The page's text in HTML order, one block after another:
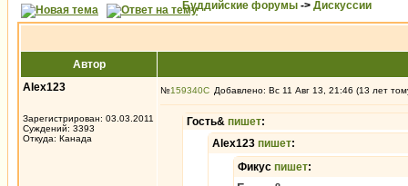
Буддийские форумы -> Дискуссии
Автор
Alex123
Зарегистрирован: 03.03.2011
Суждений: 3393
Откуда: Канада
№159340 Добавлено: Вс 11 Авг 13, 21:46 (13 лет
Гость& пишет:
Alex123 пишет:
Фикус пишет: